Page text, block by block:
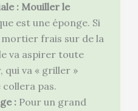
: Mouiller le
est une éponge. Si
frais sur de la
va aspirer toute
qui va « griller »
collera pas.
:Pour un grand